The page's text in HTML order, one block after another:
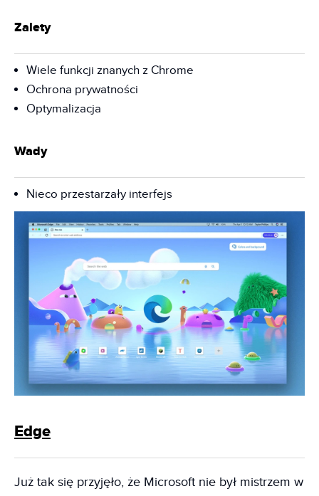
Zalety
Wiele funkcji znanych z Chrome
Ochrona prywatności
Optymalizacja
Wady
Nieco przestarzały interfejs
Edge
Już tak się przyjęło, że Microsoft nie był mistrzem w